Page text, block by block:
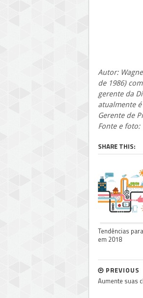
Autor:
de 1986)
gerente da
atualmente
Gerente de
Fonte e foto:
SHARE THIS:
Tendências
em 2018
PREVIOUS
Aumente suas